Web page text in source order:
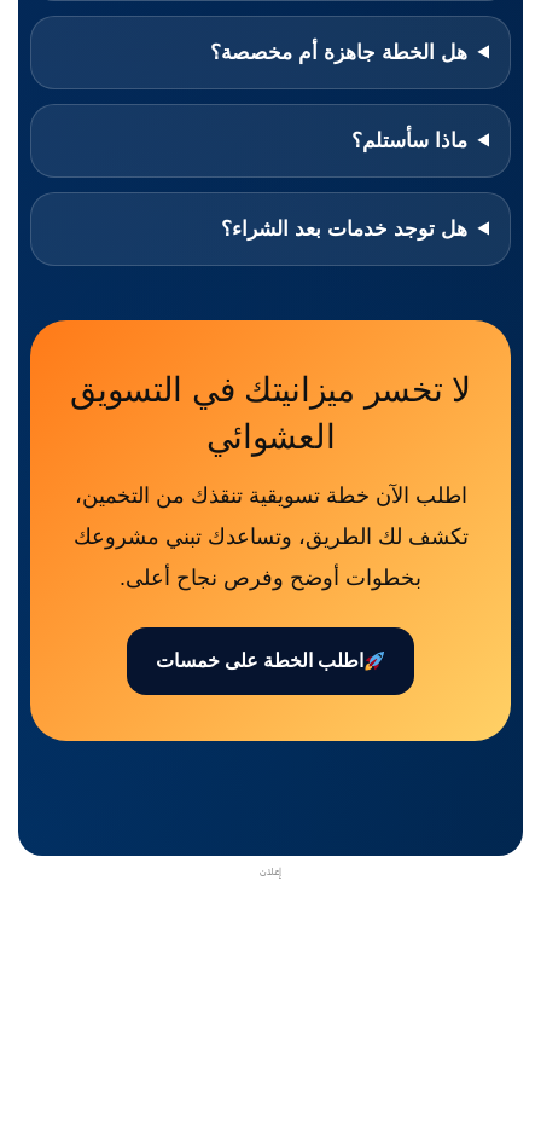
هل الخطة جاهزة أم مخصصة؟
ماذا سأستلم؟
هل توجد خدمات بعد الشراء؟
لا تخسر ميزانيتك في التسويق
العشوائي
اطلب الآن خطة تسويقية تنقذك من التخمين،
تكشف لك الطريق، وتساعدك تبني مشروعك
بخطوات أوضح وفرص نجاح أعلى.
اطلب الخطة على خمسات
إعلان